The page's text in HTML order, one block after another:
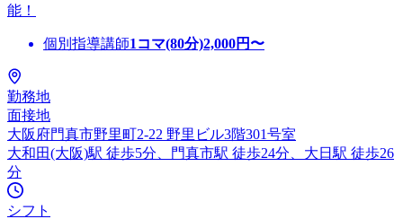
能！
個別指導講師1コマ(80分)2,000円〜
勤務地
面接地
大阪府門真市野里町2-22 野里ビル3階301号室
大和田(大阪)駅 徒歩5分、門真市駅 徒歩24分、大日駅 徒歩26
分
シフト